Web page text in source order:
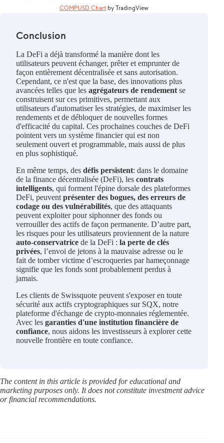
COMPUSD Chart by TradingView
Conclusion
La DeFi a déjà transformé la manière dont les
utilisateurs peuvent échanger, prêter et emprunter de
façon entièrement décentralisée et sans autorisation.
Cependant, ce n'est que la base, des innovations plus
avancées telles que les agrégateurs de rendement se
construisent sur ces primitives, permettant aux
utilisateurs d'automatiser les stratégies, de maximiser les
rendements et de débloquer de nouvelles formes
d'efficacité du capital. Ces prochaines couches de DeFi
pointent vers un système financier qui est non
seulement ouvert et programmable, mais aussi de plus
en plus sophistiqué.
En même temps, des défis persistent: dans le domaine
de la finance décentralisée (DeFi), les contrats
intelligents, qui forment l'épine dorsale des plateformes
DeFi, peuvent présenter des bogues, des erreurs de
codage ou des vulnérabilités, que des attaquants
peuvent exploiter pour siphonner des fonds ou
verrouiller des actifs de façon permanente. D’autre part,
les risques pour les utilisateurs proviennent de la nature
auto-conservatrice de la DeFi : la perte de clés
privées, l’envoi de jetons à la mauvaise adresse ou le
fait de tomber victime d’escroqueries par hameçonnage
signifie que les fonds sont probablement perdus à
jamais.
Les clients de Swissquote peuvent s'exposer en toute
sécurité aux actifs cryptographiques sur SQX, notre
plateforme d'échange de crypto-monnaies réglementée.
Avec les garanties d'une institution financière de
confiance, nous aidons les investisseurs à explorer cette
nouvelle frontière en toute confiance.
The content in this article is provided for educational and
marketing purposes only. It does not constitute investment advice
or financial recommendations.